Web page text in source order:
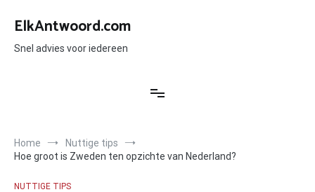
naar
inhoud
ElkAntwoord.com
Snel advies voor iedereen
Home
Nuttige tips
Hoe groot is Zweden ten opzichte van Nederland?
NUTTIGE TIPS